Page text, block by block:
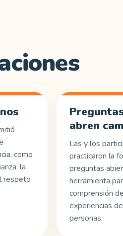
como
la
respeto
abren
Las y los
practicaron la
preguntas
herramienta
comprensión
experiencias
personas.